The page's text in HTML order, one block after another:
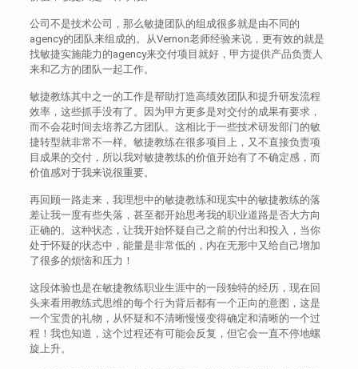
公司不是技术公司，那么敏捷团队的组成很多就是由不同的
agency的团队来组成的。从Vernon老师经验来说，更有效的就是
找敏捷实施能力的agency来交付项目就好，甲方提供产品负责人
来和乙方的团队一起工作。
敏捷教练其中之一的工作是帮助打造高绩效团队和提升研发流程
效率，这些抓手没有了。因为甲方更多是对交付的成果有要求，
而不会花时间去培养乙方团队。这相比于一些技术研发部门的敏
捷转型就非常不一样。敏捷教练在很多项目上，又不直接负责项
目成果的交付，所以我对敏捷教练的价值开始有了不确定感，而
价值感对于我来说很重要。
再回顾一路走来，我理想中的敏捷教练和现实中的敏捷教练的落
差让我一度有些失落，甚至都开始思考我的职业道路是否大方向
正确的。这种状态，让我开始怀疑自己之前的付出和投入，当你
处于怀疑的状态中，能量是非常低的，内在无形中又给自己增加
了很多的烦恼和压力！
这段体验也是在敏捷教练职业生涯中的一段独特的经历，现在回
头来看用教练式思维的每个行为背后都有一个正向的意图，这是
一个宝贵的礼物，从怀疑和不清晰慢慢变得确定和清晰的一个过
程！我也知道，这个过程还有可能会反复，但它会一直不停地螺
旋上升。